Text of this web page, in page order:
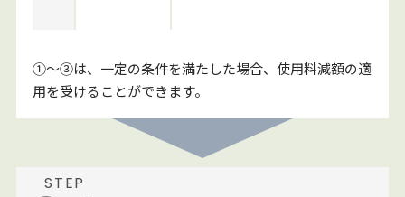
①～③は、一定の条件を満たした場合、使用料減額の適
用を受けることができます。
STEP